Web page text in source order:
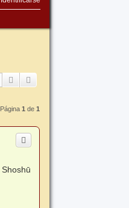
Buscar
Página1 de1